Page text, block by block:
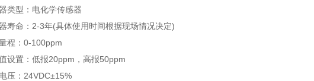
型：电化学传感器
：2-3年(具体使用时间根据现场情况决定)
：0-100ppm
：低报20ppm，高报50ppm
：24VDC±15%